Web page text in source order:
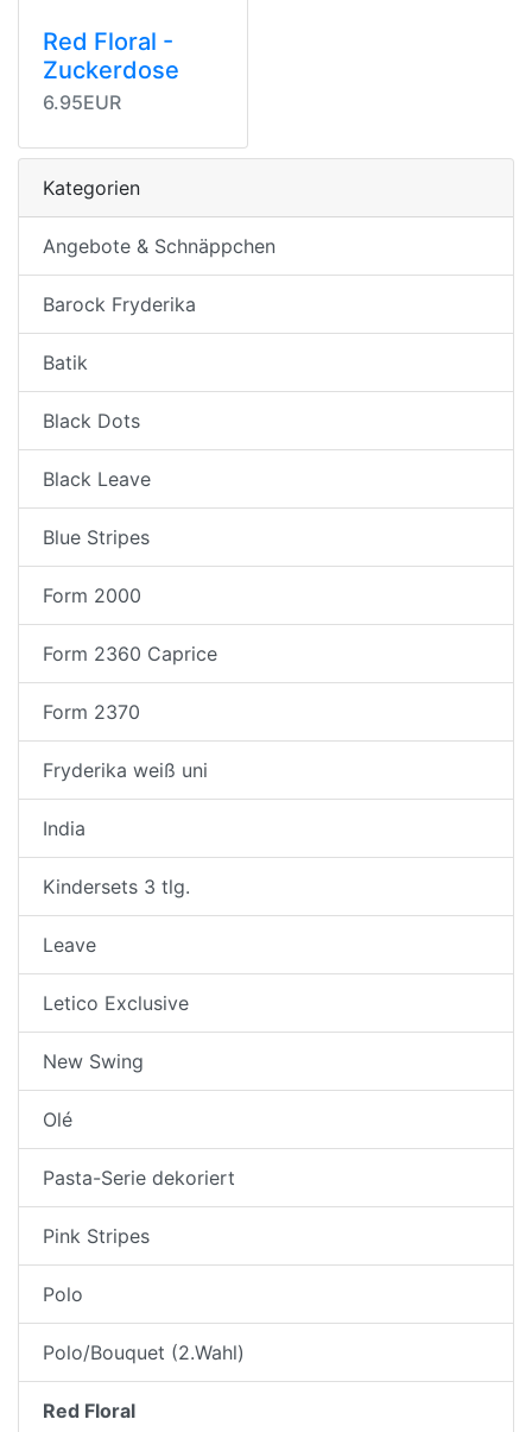
Red Floral -
Zuckerdose
6.95EUR
Kategorien
Angebote & Schnäppchen
Barock Fryderika
Batik
Black Dots
Black Leave
Blue Stripes
Form 2000
Form 2360 Caprice
Form 2370
Fryderika weiß uni
India
Kindersets 3 tlg.
Leave
Letico Exclusive
New Swing
Olé
Pasta-Serie dekoriert
Pink Stripes
Polo
Polo/Bouquet (2.Wahl)
Red Floral